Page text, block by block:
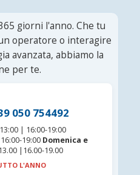
giorni l'anno. Che tu
operatore o interagire
avanzata, abbiamo la
per te.
050 754492
| 16:00-19:00
19:00 Domenica e
|16.00-19.00
L'ANNO